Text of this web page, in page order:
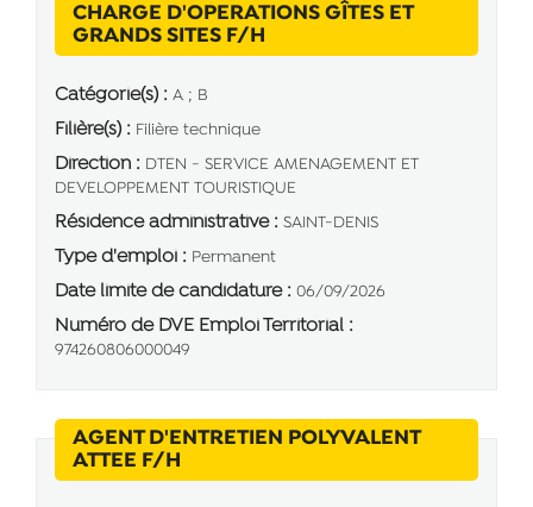
CHARGE D'OPERATIONS GÎTES ET
GRANDS SITES F/H
Catégorie(s) : A ; B
Filière(s) : Filière technique
Direction : DTEN - SERVICE AMENAGEMENT ET
DEVELOPPEMENT TOURISTIQUE
Résidence administrative : SAINT-DENIS
Type d'emploi : Permanent
Date limite de candidature : 06/09/2026
Numéro de DVE Emploi Territorial :
974260806000049
AGENT D'ENTRETIEN POLYVALENT
ATTEE F/H